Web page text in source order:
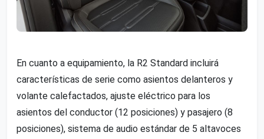
En cuanto a equipamiento, la R2 Standard incluirá
características de serie como asientos delanteros y
volante calefactados, ajuste eléctrico para los
asientos del conductor (12 posiciones) y pasajero (8
posiciones), sistema de audio estándar de 5 altavoces